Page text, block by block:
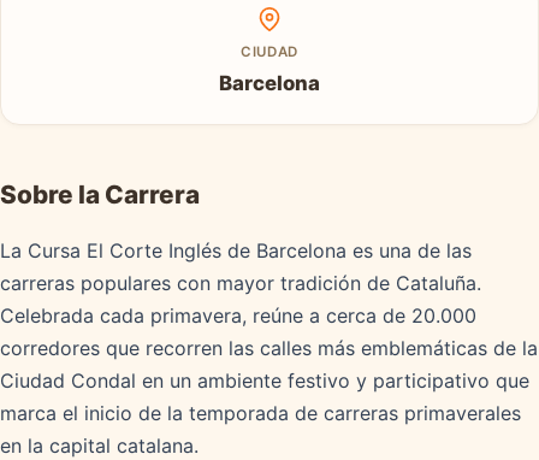
CIUDAD
Barcelona
Sobre la Carrera
La Cursa El Corte Inglés de Barcelona es una de las
carreras populares con mayor tradición de Cataluña.
Celebrada cada primavera, reúne a cerca de 20.000
corredores que recorren las calles más emblemáticas de la
Ciudad Condal en un ambiente festivo y participativo que
marca el inicio de la temporada de carreras primaverales
en la capital catalana.